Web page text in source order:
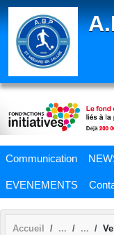
Communication
EVENEMENTS
Accueil
Panneau de gestion